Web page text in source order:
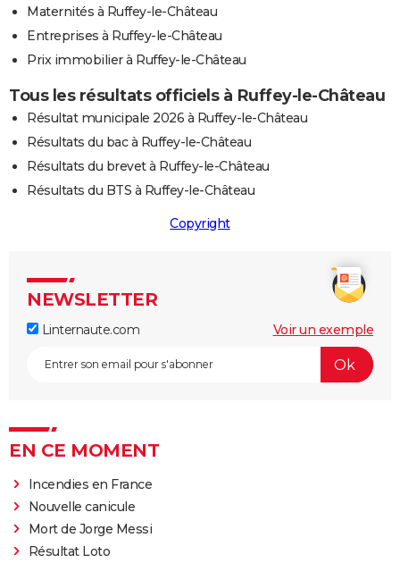
Maternités à Ruffey-le-Château
Entreprises à Ruffey-le-Château
Prix immobilier à Ruffey-le-Château
Tous les résultats officiels à Ruffey-le-Château
Résultat municipale 2026 à Ruffey-le-Château
Résultats du bac à Ruffey-le-Château
Résultats du brevet à Ruffey-le-Château
Résultats du BTS à Ruffey-le-Château
Copyright
NEWSLETTER
Linternaute.com Voir un exemple
EN CE MOMENT
Incendies en France
Nouvelle canicule
Mort de Jorge Messi
Résultat Loto